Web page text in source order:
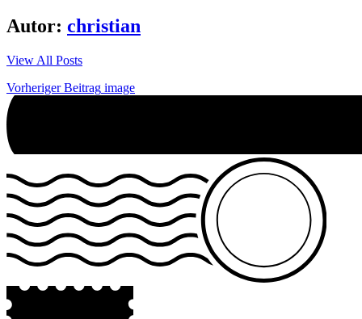
Autor: christian
View All Posts
Beitrags-
Navigation
Vorheriger Beitrag image